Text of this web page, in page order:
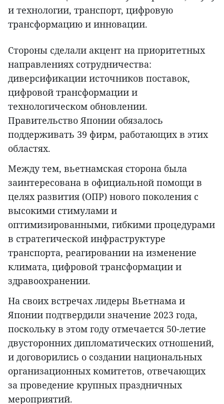
и технологии, транспорт, цифровую
трансформацию и инновации.
Стороны сделали акцент на приоритетных
направлениях сотрудничества:
диверсификации источников поставок,
цифровой трансформации и
технологическом обновлении.
Правительство Японии обязалось
поддерживать 39 фирм, работающих в этих
областях.
Между тем, вьетнамская сторона была
заинтересована в официальной помощи в
целях развития (ОПР) нового поколения с
высокими стимулами и
оптимизированными, гибкими процедурами
в стратегической инфраструктуре
транспорта, реагировании на изменение
климата, цифровой трансформации и
здравоохранении.
На своих встречах лидеры Вьетнама и
Японии подтвердили значение 2023 года,
поскольку в этом году отмечается 50-летие
двусторонних дипломатических отношений,
и договорились о создании национальных
организационных комитетов, отвечающих
за проведение крупных праздничных
мероприятий.